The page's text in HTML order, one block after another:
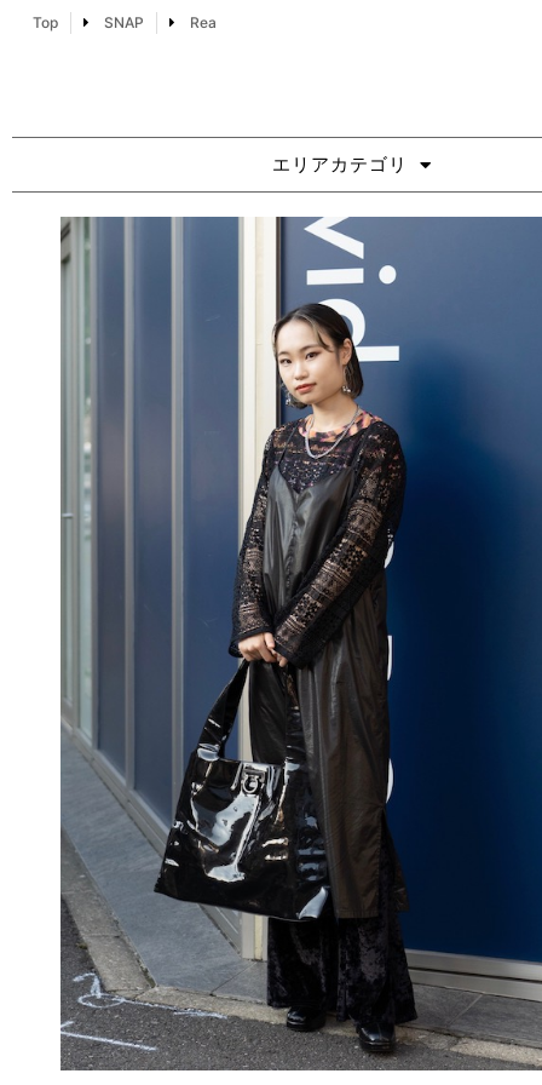
Top SNAP Rea
エリアカテゴリ